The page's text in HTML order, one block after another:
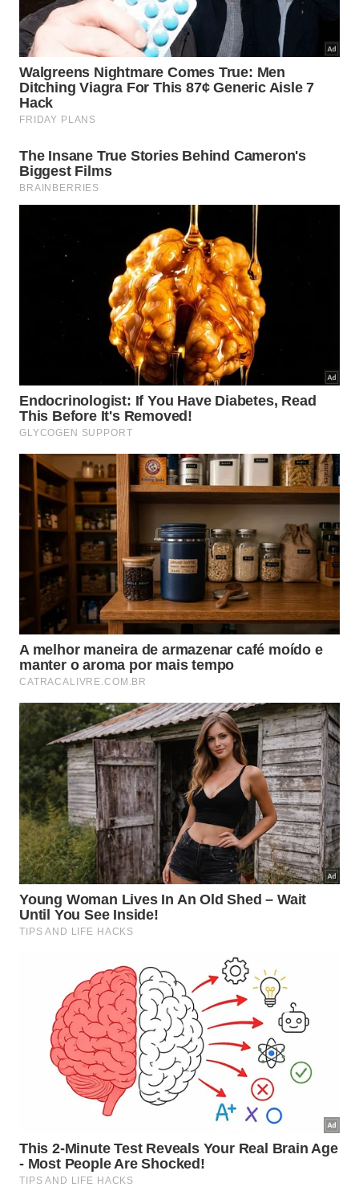
Sem produtos agressivos, esta mistura ajuda a remover
gordura e manter a cozinha mais limpa. Entenda como
Imagem gerada por inteligência artificial
Como usar a solução para remover a
gordura grudada atrás do fogão?
Para aplicar asolução para remover gordura, o
ideal é afastar ofogãocom cuidado, protegendo
piso e partes elétricas com pano velho ou jornal.
Depois, borrifa-se a mistura generosamente sobre
os pontos com mais gordura, formando uma
película úmida sobre toda a região afetada e
deixando agir de 10 a 20 minutos.
Após o tempo de ação, usa-se um pano macio
úmido ou a parte amarela da esponja para remover
a gordura, fazendo movimentos suaves de baixo
para cima. Se ainda restarem pontos engordurados,
esfregar com força para não desgastar pintura,
rejuntes ou azulejos decorados.